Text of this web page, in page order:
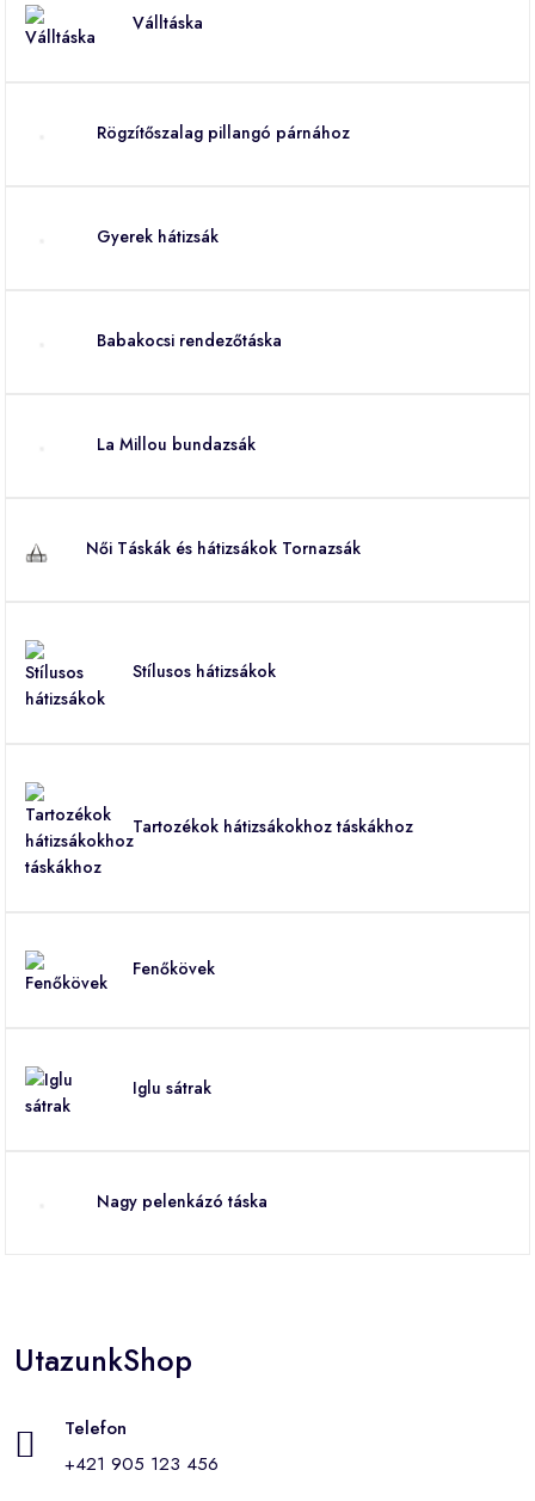
Válltáska
Rögzítőszalag pillangó párnához
Gyerek hátizsák
Babakocsi rendezőtáska
La Millou bundazsák
Női Táskák és hátizsákok Tornazsák
Stílusos hátizsákok
Tartozékok hátizsákokhoz táskákhoz
Fenőkövek
Iglu sátrak
Nagy pelenkázó táska
UtazunkShop
Telefon
+421 905 123 456